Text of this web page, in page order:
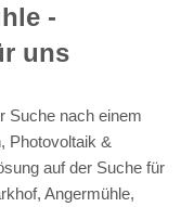
-
uns
Suche nach einem
Photovoltaik &
auf der Suche für
Angermühle,